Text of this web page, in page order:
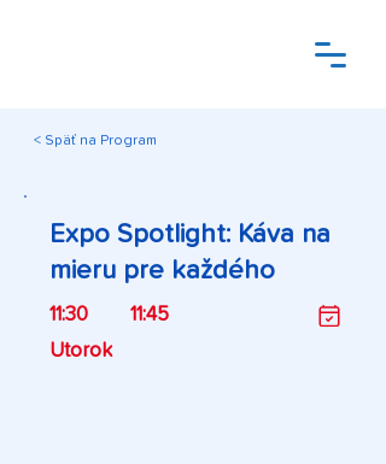
< Späť na Program
Expo Spotlight: Káva na
mieru pre každého
11:30
11:45
Utorok